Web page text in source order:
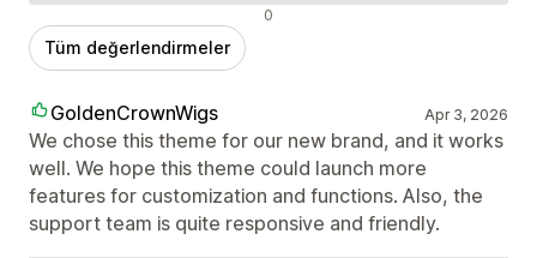
0
Tüm değerlendirmeler
GoldenCrownWigs Apr 3, 2026
We chose this theme for our new brand, and it works
well. We hope this theme could launch more
features for customization and functions. Also, the
support team is quite responsive and friendly.